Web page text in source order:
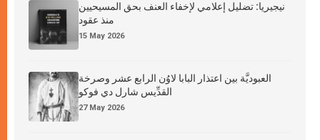
نيجيريا: تضليل إعلامي لإخفاء العنف بحق المسيحيين
منذ عقود
15 May 2026
العبوديَّة بين اعتذار البابا لاوُن الرابع عشر وصرخة
القدِّيس شارل دي فوكو
27 May 2026